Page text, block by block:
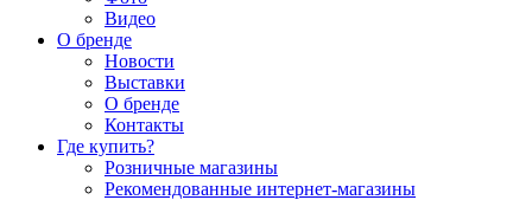
Видео
О бренде
Новости
Выставки
О бренде
Контакты
Где купить?
Розничные магазины
Рекомендованные интернет-магазины